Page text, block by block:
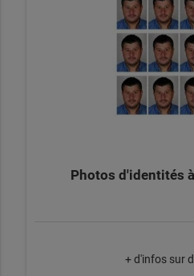
Photos d'identités
+ d'infos sur